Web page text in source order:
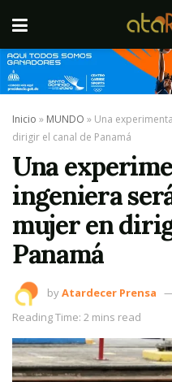
Inicio » MUNDO » Una
dirigir el canal de Panamá
Una
ingeniera
mujer en
Panamá
byAtardecer Prensa
Reading Time: 2 mins read